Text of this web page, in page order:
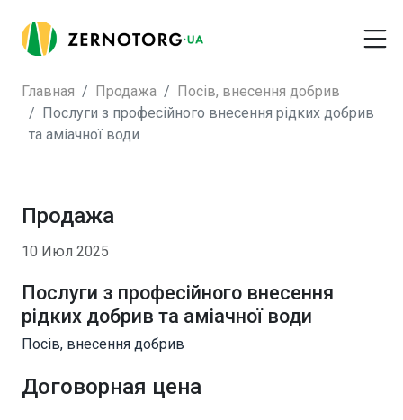
Главная Продажа
Посів, внесення добрив
Послуги з професійного внесення рідких добрив
та аміачної води
Продажа
10 Июл 2025
Послуги з професійного внесення
рідких добрив та аміачної води
Посів, внесення добрив
Договорная цена